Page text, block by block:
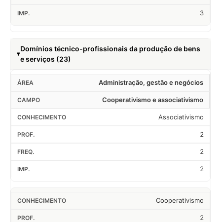
3
Domínios técnico-profissionais da produção de bens
e serviços (23)
Administração, gestão e negócios
Cooperativismo e associativismo
Associativismo
2
2
2
Cooperativismo
2